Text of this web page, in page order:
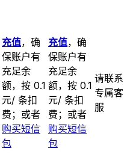
充值，确
保账户有
充足余
额，按 0.1
元/ 条扣
费；或者
购买短信
包
充值，确
保账户有
充足余
额，按 0.1
元/ 条扣
费；或者
购买短信
包
请联系
专属客
服